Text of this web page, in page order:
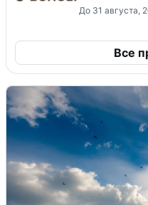
До 31 августа,
Все